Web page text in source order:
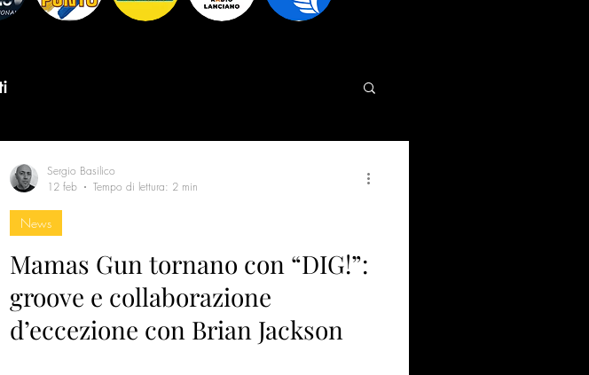
Mamas Gun tornano con “DIG!”:
groove e collaborazione
d’eccezione con Brian Jackson
News
Sergio Basilico
12 feb
Tempo di lettura: 2 min